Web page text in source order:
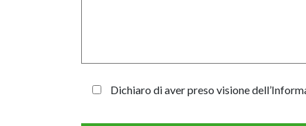
Dichiaro di aver preso visione